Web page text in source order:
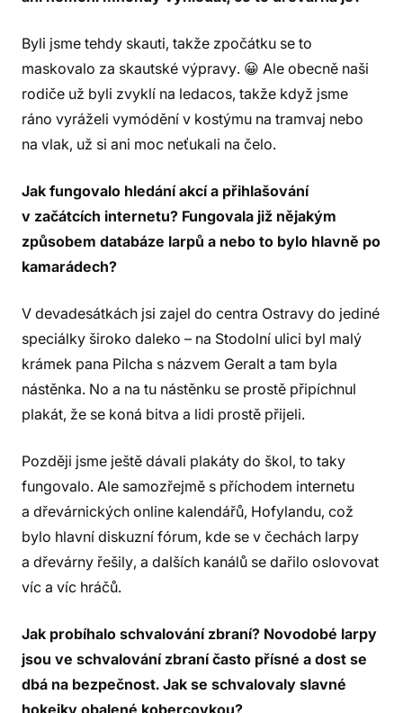
Byli jsme tehdy skauti, takže zpočátku se to
maskovalo za skautské výpravy. 😀 Ale obecně naši
rodiče už byli zvyklí na ledacos, takže když jsme
ráno vyráželi vymódění v kostýmu na tramvaj nebo
na vlak, už si ani moc neťukali na čelo.
Jak fungovalo hledání akcí a přihlašování
v začátcích internetu? Fungovala již nějakým
způsobem databáze larpů a nebo to bylo hlavně po
kamarádech?
V devadesátkách jsi zajel do centra Ostravy do jediné
speciálky široko daleko – na Stodolní ulici byl malý
krámek pana Pilcha s názvem Geralt a tam byla
nástěnka. No a na tu nástěnku se prostě připíchnul
plakát, že se koná bitva a lidi prostě přijeli.
Později jsme ještě dávali plakáty do škol, to taky
fungovalo. Ale samozřejmě s příchodem internetu
a dřevárnických online kalendářů, Hofylandu, což
bylo hlavní diskuzní fórum, kde se v čechách larpy
a dřevárny řešily, a dalších kanálů se dařilo oslovovat
víc a víc hráčů.
Jak probíhalo schvalování zbraní? Novodobé larpy
jsou ve schvalování zbraní často přísné a dost se
dbá na bezpečnost. Jak se schvalovaly slavné
hokejky obalené kobercovkou?